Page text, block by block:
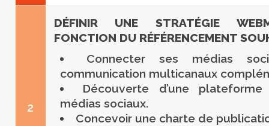
2
DÉFINIR UNE STRATÉGIE
FONCTION DU RÉFÉRENCEMENT
Connecter ses médias
communication multicanaux
Découverte d’une
médias sociaux.
Concevoir une charte de